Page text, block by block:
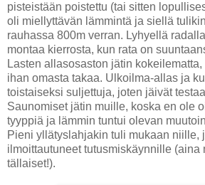
pisteistään poistettu (tai sitten
oli miellyttävän lämmintä ja siellä
rauhassa 800m verran. Lyhyellä
montaa kierrosta, kun rata on
Lasten allasosaston jätin
ihan omasta takaa. Ulkoilma-allas ja
toistaiseksi suljettuja, joten jäivät
Saunomiset jätin muille, koska en ole
tyyppiä ja lämmin tuntui olevan
Pieni yllätyslahjakin tuli mukaan niille,
ilmoittautuneet tutusmiskäynnille (aina
tällaiset!).